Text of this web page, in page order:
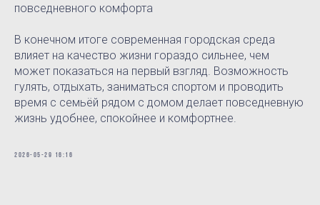
повседневного комфорта
В конечном итоге современная городская среда
влияет на качество жизни гораздо сильнее, чем
может показаться на первый взгляд. Возможность
гулять, отдыхать, заниматься спортом и проводить
время с семьёй рядом с домом делает повседневную
жизнь удобнее, спокойнее и комфортнее.
2026-05-29 16:16